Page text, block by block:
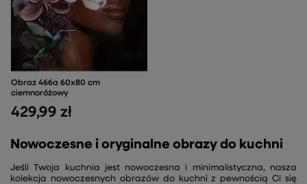
Obraz 466a 60x80 cm
ciemnoróżowy
429,99 zł
Nowoczesne i oryginalne obrazy do kuchni
Jeśli Twoja kuchnia jest nowoczesna i minimalistyczna, nasza
kolekcja nowoczesnych obrazów do kuchni z pewnością Ci się